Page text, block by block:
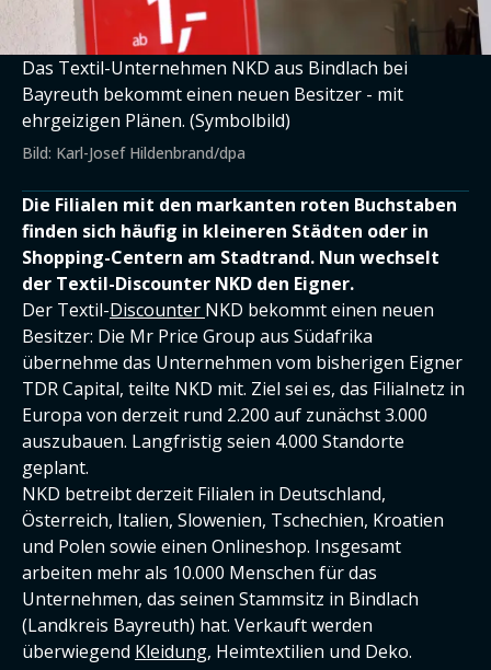
Das Textil-Unternehmen NKD aus Bindlach bei
Bayreuth bekommt einen neuen Besitzer - mit
ehrgeizigen Plänen. (Symbolbild)
Bild: Karl-Josef Hildenbrand/dpa
Die Filialen mit den markanten roten Buchstaben
finden sich häufig in kleineren Städten oder in
Shopping-Centern am Stadtrand. Nun wechselt
der Textil-Discounter NKD den Eigner.
Der Textil-Discounter NKD bekommt einen neuen
Besitzer: Die Mr Price Group aus Südafrika
übernehme das Unternehmen vom bisherigen Eigner
TDR Capital, teilte NKD mit. Ziel sei es, das Filialnetz in
Europa von derzeit rund 2.200 auf zunächst 3.000
auszubauen. Langfristig seien 4.000 Standorte
geplant.
NKD betreibt derzeit Filialen in Deutschland,
Österreich, Italien, Slowenien, Tschechien, Kroatien
und Polen sowie einen Onlineshop. Insgesamt
arbeiten mehr als 10.000 Menschen für das
Unternehmen, das seinen Stammsitz in Bindlach
(Landkreis Bayreuth) hat. Verkauft werden
überwiegend Kleidung, Heimtextilien und Deko.